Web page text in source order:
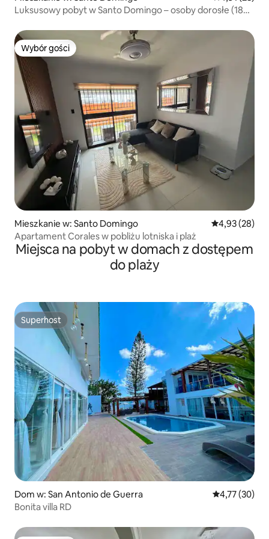
Luksusowy pobyt w Santo Domingo – osoby dorosłe (18+),
Wybór gości
Wybór gości
Mieszkanie w: Santo Domingo Średnia
4,93 (28)
Apartament Corales w pobliżu lotniska i plaż
Miejsca na pobyt w domach z dostępem
do plaży
Superhost
Superhost
Dom w: San Antonio de Guerra Średnia
4,77 (30)
Bonita villa RD